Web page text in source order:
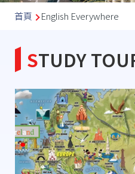
導
連
結
首頁 English Everywhere
STUDY